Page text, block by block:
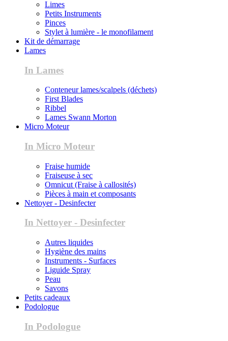
Limes
Petits Instruments
Pinces
Stylet à lumière - le monofilament
Kit de démarrage
Lames
In Lames
Conteneur lames/scalpels (déchets)
First Blades
Ribbel
Lames Swann Morton
Micro Moteur
In Micro Moteur
Fraise humide
Fraiseuse à sec
Omnicut (Fraise à callosités)
Pièces à main et composants
Nettoyer - Desinfecter
In Nettoyer - Desinfecter
Autres liquides
Hygiène des mains
Instruments - Surfaces
Liguide Spray
Peau
Savons
Petits cadeaux
Podologue
In Podologue